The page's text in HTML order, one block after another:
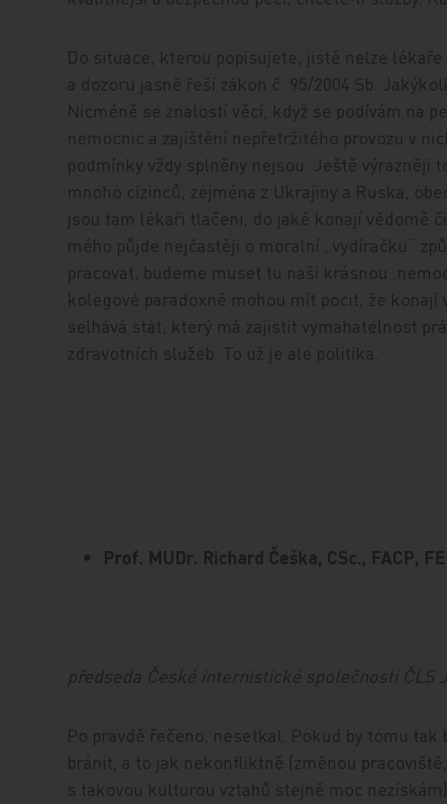
Do situace, kterou popisujete, jistě nelze
a dozoru jasně řeší zákon č. 95/2004 Sb.
Nicméně se znalostí věcí, když se podívám na
nemocnic a zajištění nepřetržitého provozu v
podmínky vždy splněny nejsou. Ještě výrazněji
mnoho cizinců, zejména z Ukrajiny a Ruska,
jsou tam lékaři tlačeni, do jaké konají vědomě
mého půjde nejčastěji o morální „vydíračku“
pracovat, budeme muset tu naši krásnou
kolegové paradoxně mohou mít pocit, že konají
selhává stát, který má zajistit vymahatelnost
zdravotních služeb. To už je ale politika.
Prof. MUDr. Richard Češka, CSc., FACP,
předseda České internistické společnosti ČLS
Po pravdě řečeno, nesetkal. Pokud by tomu tak
bránit, a to jak nekonfliktně (změnou
s takovou kulturou vztahů stejně moc